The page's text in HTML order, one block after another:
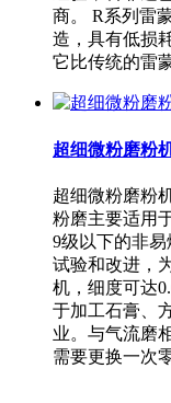
商。 R系列雷
造，具有低损
它比传统的雷
超细微粉磨粉
超细微粉磨粉
粉磨主要适用
9级以下的非
试验和改进，
机，细度可达
于加工石膏、
业。与气流磨
需要更换一次